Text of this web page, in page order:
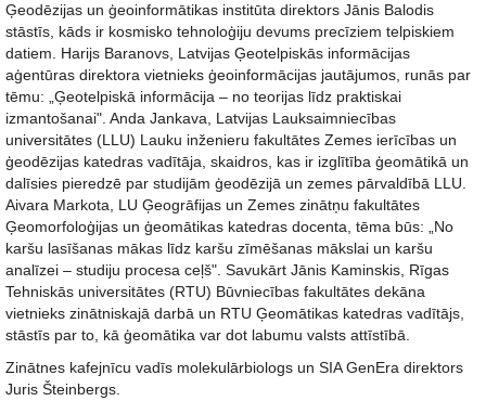
Ģeodēzijas un ģeoinformātikas institūta direktors Jānis Balodis
stāstīs, kāds ir kosmisko tehnoloģiju devums precīziem telpiskiem
datiem. Harijs Baranovs, Latvijas Ģeotelpiskās informācijas
aģentūras direktora vietnieks ģeoinformācijas jautājumos, runās par
tēmu: „Ģeotelpiskā informācija – no teorijas līdz praktiskai
izmantošanai". Anda Jankava, Latvijas Lauksaimniecības
universitātes (LLU) Lauku inženieru fakultātes Zemes ierīcības un
ģeodēzijas katedras vadītāja, skaidros, kas ir izglītība ģeomātikā un
dalīsies pieredzē par studijām ģeodēzijā un zemes pārvaldībā LLU.
Aivara Markota, LU Ģeogrāfijas un Zemes zinātņu fakultātes
Ģeomorfoloģijas un ģeomātikas katedras docenta, tēma būs: „No
karšu lasīšanas mākas līdz karšu zīmēšanas mākslai un karšu
analīzei – studiju procesa ceļš". Savukārt Jānis Kaminskis, Rīgas
Tehniskās universitātes (RTU) Būvniecības fakultātes dekāna
vietnieks zinātniskajā darbā un RTU Ģeomātikas katedras vadītājs,
stāstīs par to, kā ģeomātika var dot labumu valsts attīstībā.
Zinātnes kafejnīcu vadīs molekulārbiologs un SIA GenEra direktors
Juris Šteinbergs.